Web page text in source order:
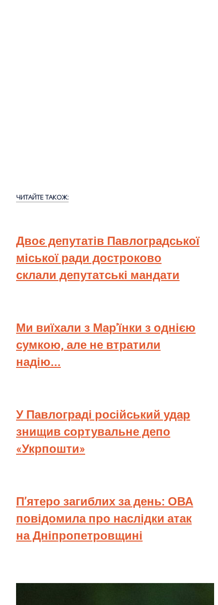
ЧИТАЙТЕ ТАКОЖ:
Двоє депутатів Павлоградської
міської ради достроково
склали депутатські мандати
Ми виїхали з Мар'їнки з однією
сумкою, але не втратили
надію...
У Павлограді російський удар
знищив сортувальне депо
«Укрпошти»
П’ятеро загиблих за день: ОВА
повідомила про наслідки атак
на Дніпропетровщині